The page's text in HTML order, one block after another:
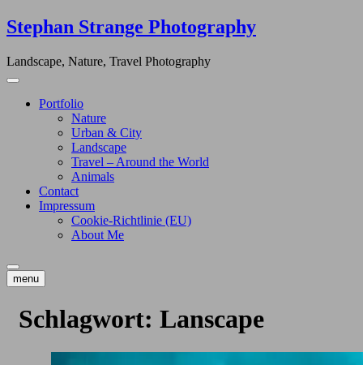
Skip
to
Stephan Strange Photography
Landscape, Nature, Travel Photography
Portfolio
Nature
Urban & City
Landscape
Travel – Around the World
Animals
Contact
Impressum
Cookie-Richtlinie (EU)
About Me
menu
Schlagwort: Lanscape